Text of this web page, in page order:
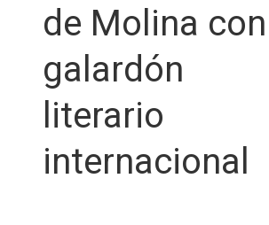
de Molina con
galardón
literario
internacional